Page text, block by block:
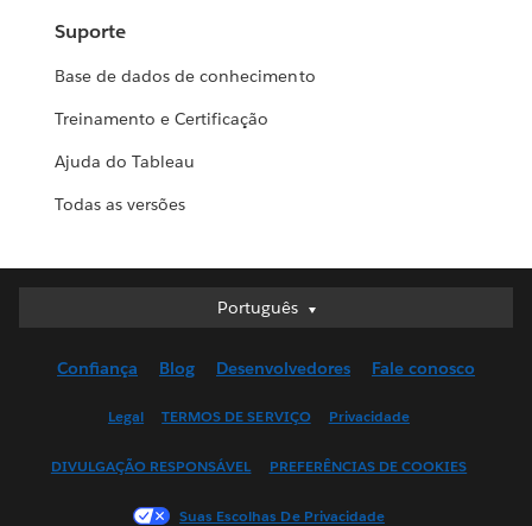
Suporte
Base de dados de conhecimento
Treinamento e Certificação
Ajuda do Tableau
Todas as versões
Português
Português
English (UK)
Français (Canada)
Confiança Blog Desenvolvedores Fale conosco
Legal TERMOS DE SERVIÇO Privacidade
DIVULGAÇÃO RESPONSÁVEL PREFERÊNCIAS DE COOKIES
Suas Escolhas De Privacidade